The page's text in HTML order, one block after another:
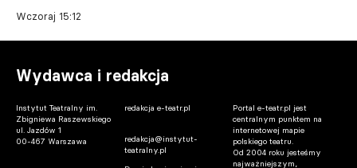
Wczoraj 15:12
Wydawca i redakcja
Instytut Teatralny im.
Zbigniewa Raszewskiego
ul. Jazdów 1
00-467 Warszawa
redakcja e-teatr.pl
redakcja@instytut-
teatralny.pl
Portal e-teatr.pl jest
centralnym punktem na
internetowej mapie
polskiego teatru.
Od 2004 roku jesteśmy
najważniejszym,